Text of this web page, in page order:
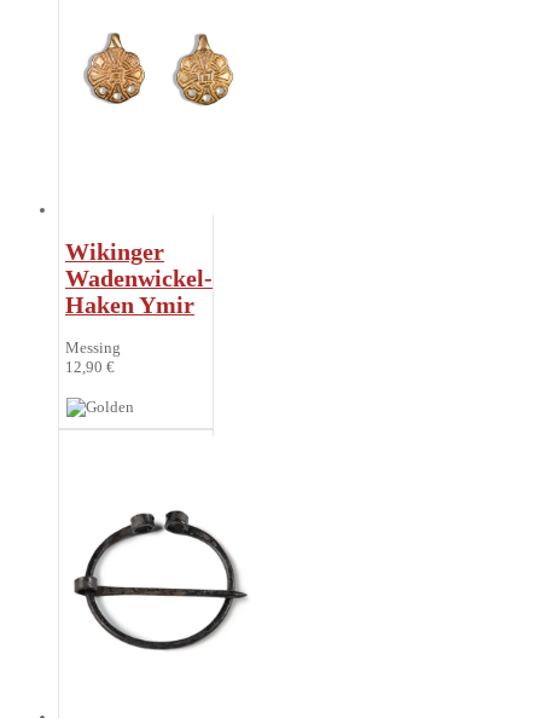
Wikinger
Wadenwickel-
Haken Ymir
Messing
12,90 €